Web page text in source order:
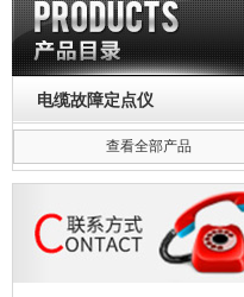
电缆故障定点仪
查看全部产品